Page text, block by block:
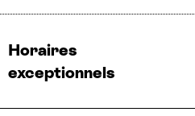
Horaires
exceptionnels